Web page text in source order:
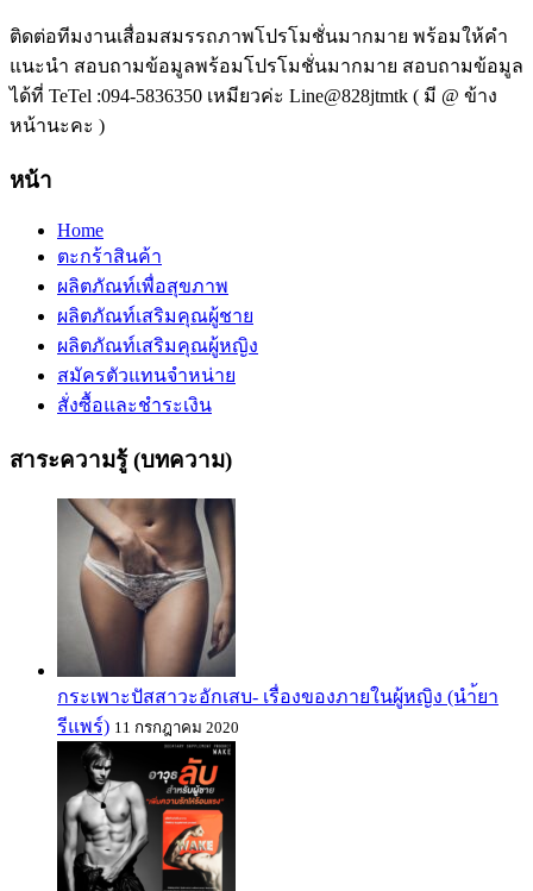
ติดต่อทีมงานเสื่อมสมรรถภาพโปรโมชั่นมากมาย พร้อมให้คำ
แนะนำ สอบถามข้อมูลพร้อมโปรโมชั่นมากมาย สอบถามข้อมูล
ได้ที่ TeTel :094-5836350 เหมียวค่ะ Line@828jtmtk ( มี @ ข้าง
หน้านะคะ )
หน้า
Home
ตะกร้าสินค้า
ผลิตภัณท์เพื่อสุขภาพ
ผลิตภัณท์เสริมคุณผู้ชาย
ผลิตภัณท์เสริมคุณผู้หญิง
สมัครตัวแทนจำหน่าย
สั่งซื้อและชำระเงิน
สาระความรู้ (บทความ)
กระเพาะปัสสาวะอักเสบ- เรื่องของภายในผู้หญิง (นำ้ยา
รีแพร์) 11 กรกฎาคม 2020